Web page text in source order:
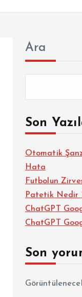
Ara
Son
Otomatik
Hata
Futbolun
Patetik Nedir
ChatGPT
ChatGPT
Son